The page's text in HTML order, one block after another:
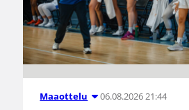
Maaottelu 06.08.2026 21:44